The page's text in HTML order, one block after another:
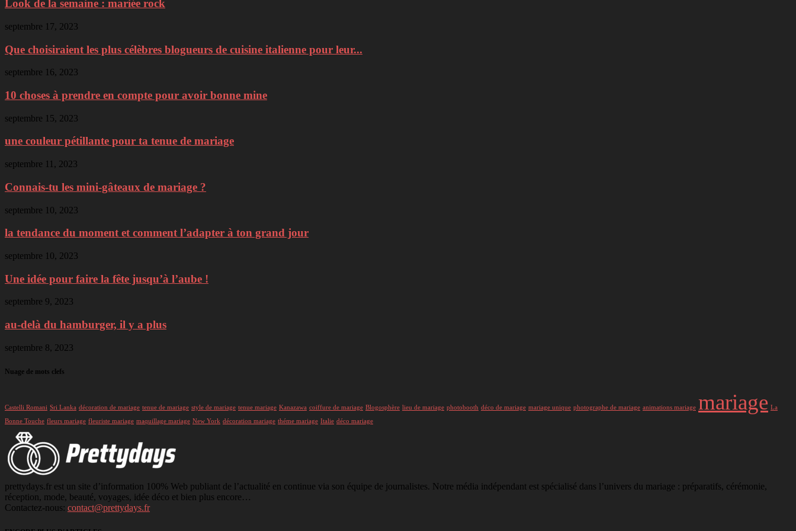
Look de la semaine : mariée rock
septembre 17, 2023
Que choisiraient les plus célèbres blogueurs de cuisine italienne pour leur...
septembre 16, 2023
10 choses à prendre en compte pour avoir bonne mine
septembre 15, 2023
une couleur pétillante pour ta tenue de mariage
septembre 11, 2023
Connais-tu les mini-gâteaux de mariage ?
septembre 10, 2023
la tendance du moment et comment l’adapter à ton grand jour
septembre 10, 2023
Une idée pour faire la fête jusqu’à l’aube !
septembre 9, 2023
au-delà du hamburger, il y a plus
septembre 8, 2023
Nuage de mots clefs
Castelli Romani Sri Lanka décoration de mariage tenue de mariage style de mariage tenue mariage Kanazawa coiffure de mariage Blogosphère lieu de mariage photobooth déco de mariage mariage unique photographe de mariage animations mariage mariage La
Bonne Touche fleurs mariage fleuriste mariage maquillage mariage New York décoration mariage théme mariage Italie déco mariage
prettydays.fr est un site d’information 100% Web publiant de l’actualité en continue via son équipe de journalistes. Notre média indépendant est spécialisé dans l’univers du mariage : préparatifs, cérémonie,
réception, mode, beauté, voyages, idée déco et bien plus encore…
Contactez-nous: contact@prettydays.fr